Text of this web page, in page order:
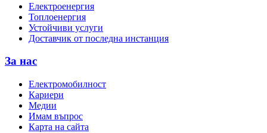
Електроенергия
Топлоенергия
Устойчиви услуги
Доставчик от последна инстанция
За нас
Електромобилност
Кариери
Медии
Имам въпрос
Карта на сайта